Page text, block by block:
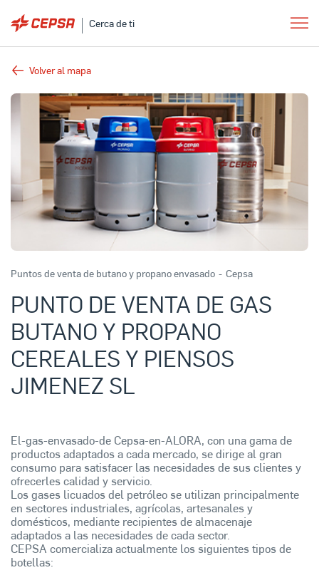
Cerca de ti
Volver al mapa
Puntos de venta de butano y propano envasado - Cepsa
PUNTO DE VENTA DE GAS
BUTANO Y PROPANO
CEREALES Y PIENSOS
JIMENEZ SL
El-gas-envasado-de Cepsa-en-ALORA, con una gama de
productos adaptados a cada mercado, se dirige al gran
consumo para satisfacer las necesidades de sus clientes y
ofrecerles calidad y servicio.
Los gases licuados del petróleo se utilizan principalmente
en sectores industriales, agrícolas, artesanales y
domésticos, mediante recipientes de almacenaje
adaptados a las necesidades de cada sector.
CEPSA comercializa actualmente los siguientes tipos de
botellas: